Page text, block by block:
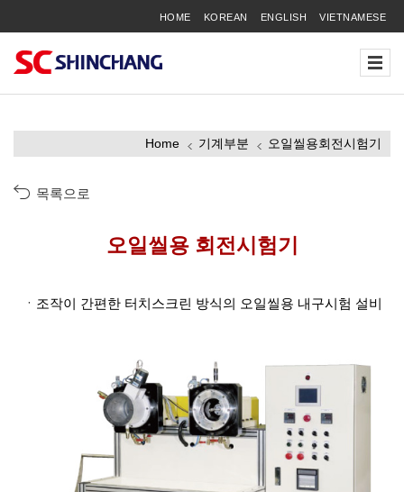
HOME KOREAN ENGLISH VIETNAMESE
Home 기계부분 오일씰용회전시험기
목록으로
오일씰용 회전시험기
조작이 간편한 터치스크린 방식의 오일씰용 내구시험 설비